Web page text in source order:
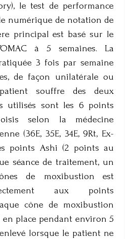
le test de performance
numérique de notation de
principal est basé sur le
à 5 semaines. La
3 fois par semaine
de façon unilatérale ou
souffre des deux
utilisés sont les 6 points
selon la médecine
(36E, 35E, 34E, 9Rt, Ex-
points Ashi (2 points au
séance de traitement, un
de moxibustion est
aux points
cône de moxibustion
place pendant environ 5
lorsque le patient ne